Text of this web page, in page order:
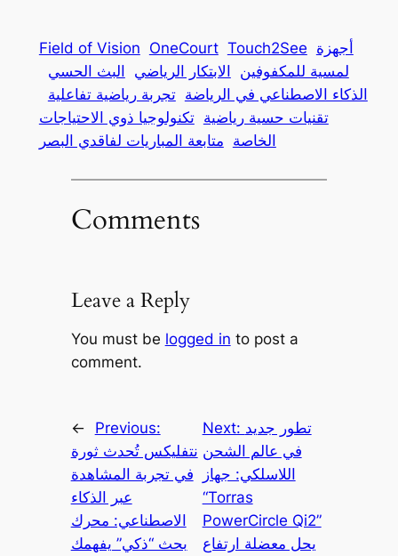
Field of Vision OneCourt Touch2See أجهزة
لمسية للمكفوفين الابتكار الرياضي البث الحسي
الذكاء الاصطناعي في الرياضة تجربة رياضية تفاعلية
تقنيات حسية رياضية تكنولوجيا ذوي الاحتياجات
الخاصة متابعة المباريات لفاقدي البصر
Comments
Leave a Reply
You must be logged in to post a
comment.
←
Previous:
نتفليكس تُحدث ثورة
في تجربة المشاهدة
عبر الذكاء
الاصطناعي: محرك
بحث “ذكي” يفهمك
Next: تطور جديد
في عالم الشحن
اللاسلكي: جهاز
“Torras
PowerCircle Qi2”
يحل معضلة ارتفاع